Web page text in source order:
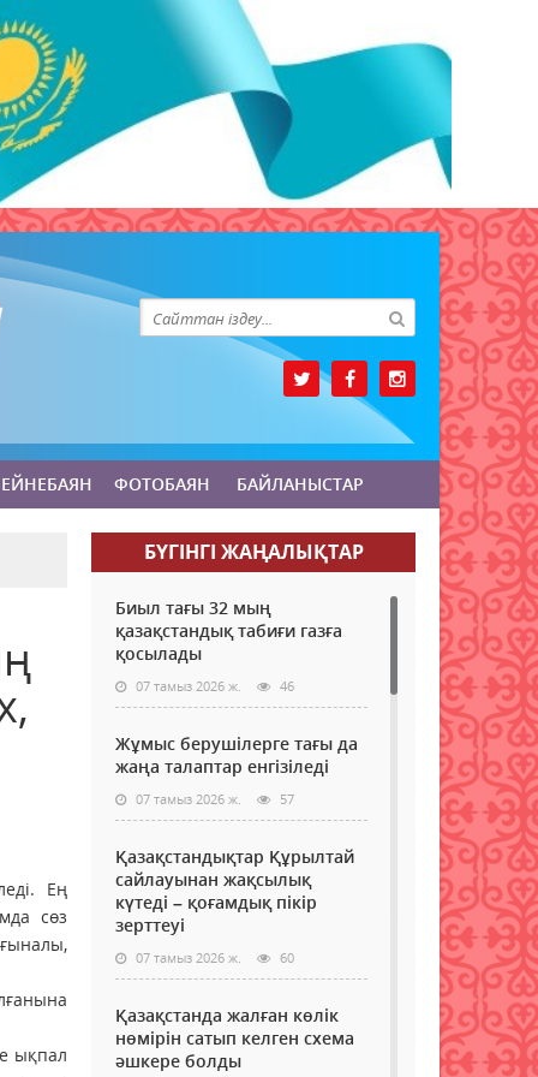
ФОТОБАЯН БАЙЛАНЫСТАР
Ең
сөз
ықпал
БҮГІНГI ЖАҢАЛЫҚТАР
Биыл тағы 32 мың
қазақстандық табиғи газға
қосылады
07 тамыз 2026 ж. 46
Жұмыс берушілерге тағы да
жаңа талаптар енгізіледі
07 тамыз 2026 ж. 57
Қазақстандықтар Құрылтай
сайлауынан жақсылық
күтеді – қоғамдық пікір
зерттеуі
07 тамыз 2026 ж. 60
Қазақстанда жалған көлік
нөмірін сатып келген схема
әшкере болды